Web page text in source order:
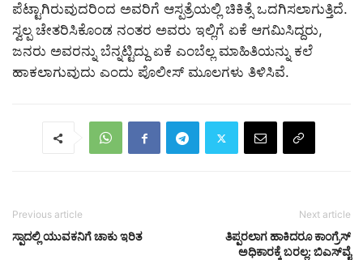
ಪೆಟ್ಟಾಗಿರುವುದರಿಂದ ಅವರಿಗೆ ಆಸ್ಪತ್ರೆಯಲ್ಲಿ ಚಿಕಿತ್ಸೆ ಒದಗಿಸಲಾಗುತ್ತಿದೆ.
ಸ್ವಲ್ಪ ಚೇತರಿಸಿಕೊಂಡ ನಂತರ ಅವರು ಇಲ್ಲಿಗೆ ಏಕೆ ಆಗಮಿಸಿದ್ದರು,
ಜನರು ಅವರನ್ನು ಬೆನ್ನಟ್ಟಿದ್ದು ಏಕೆ ಎಂಬೆಲ್ಲ ಮಾಹಿತಿಯನ್ನು ಕಲೆ
ಹಾಕಲಾಗುವುದು ಎಂದು ಪೊಲೀಸ್ ಮೂಲಗಳು ತಿಳಿಸಿವೆ.
Previous article
ಸ್ಪಾದಲ್ಲಿ ಯುವಕನಿಗೆ ಚಾಕು ಇರಿತ
Next article
ತಿಪ್ಪರಲಾಗ ಹಾಕಿದರೂ ಕಾಂಗ್ರೆಸ್
ಅಧಿಕಾರಕ್ಕೆ ಬರಲ್ಲ: ಬಿಎಸ್‌ವೈ